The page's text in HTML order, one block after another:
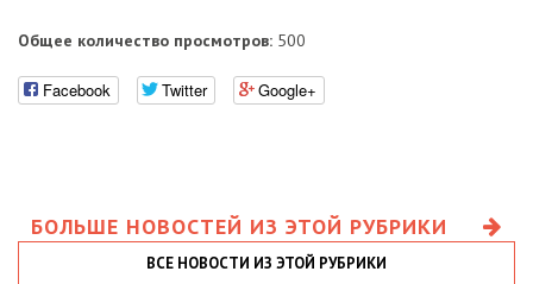
Общее количество просмотров: 500
Facebook Twitter Google+
БОЛЬШЕ НОВОСТЕЙ ИЗ ЭТОЙ РУБРИКИ
ВСЕ НОВОСТИ ИЗ ЭТОЙ РУБРИКИ